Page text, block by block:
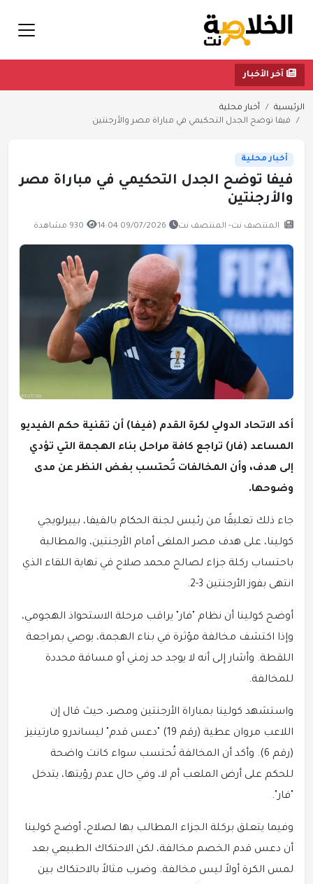
آخر الأخبار
الرئيسية
أخبار محلية
فيفا توضح الجدل التحكيمي في مباراة مصر والأرجنتين
أخبار محلية
فيفا توضح الجدل التحكيمي في مباراة مصر
والأرجنتين
المنتصف نت- المنتصف نت 09/07/2026 14:04 930 مشاهدة
أكد الاتحاد الدولي لكرة القدم (فيفا) أن تقنية حكم الفيديو
المساعد (فار) تراجع كافة مراحل بناء الهجمة التي تؤدي
إلى هدف، وأن المخالفات تُحتسب بغض النظر عن مدى
وضوحها.
جاء ذلك تعليقًا من رئيس لجنة الحكام بالفيفا، بييرلويجي
كولينا، على هدف مصر الملغى أمام الأرجنتين، والمطالبة
باحتساب ركلة جزاء لصالح محمد صلاح في نهاية اللقاء الذي
انتهى بفوز الأرجنتين 3-2.
أوضح كولينا أن نظام "فار" يراقب مرحلة الاستحواذ الهجومي،
وإذا اكتشف مخالفة مؤثرة في بناء الهجمة، يوصي بمراجعة
اللقطة. وأشار إلى أنه لا يوجد حد زمني أو مسافة محددة
للمخالفة.
واستشهد كولينا بمباراة الأرجنتين ومصر، حيث قال إن
اللاعب مروان عطية (رقم 19) "دعس قدم" ليساندرو مارتينيز
(رقم 6). وأكد أن المخالفة تُحتسب سواء كانت واضحة
للحكم على أرض الملعب أم لا، وفي حال عدم رؤيتها، يتدخل
"فار".
وفيما يتعلق بركلة الجزاء المطالب بها لصلاح، أوضح كولينا
أن دعس قدم الخصم مخالفة، لكن الاحتكاك الطبيعي بعد
لمس الكرة أولاً ليس مخالفة. وضرب مثالاً بالاحتكاك بين